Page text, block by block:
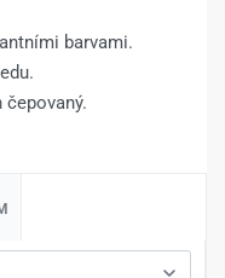
barvami.
čepovaný.